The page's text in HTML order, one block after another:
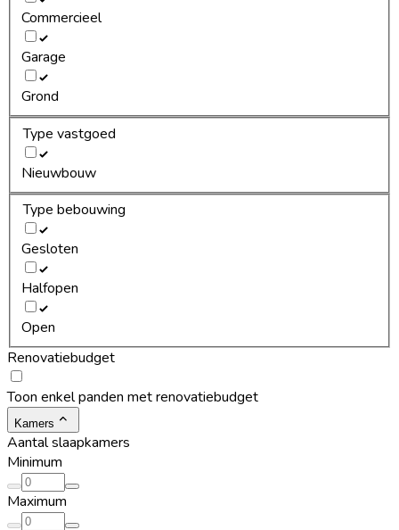
Commercieel
Garage
Grond
Type vastgoed
Nieuwbouw
Type bebouwing
Gesloten
Halfopen
Open
Renovatiebudget
Toon enkel panden met renovatiebudget
Kamers
Aantal slaapkamers
Minimum
Maximum